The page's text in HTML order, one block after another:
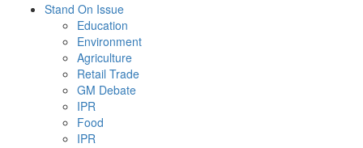
Stand On Issue
Education
Environment
Agriculture
Retail Trade
GM Debate
IPR
Food
IPR